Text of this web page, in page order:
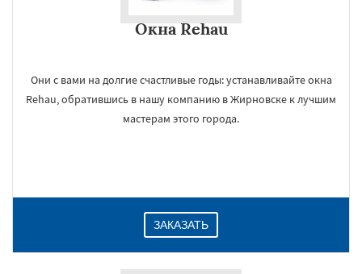
Окна Rehau
Они с вами на долгие счастливые годы: устанавливайте окна
Rehau, обратившись в нашу компанию в Жирновске к лучшим
мастерам этого города.
ЗАКАЗАТЬ